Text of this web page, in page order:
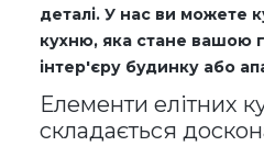
деталі. У нас ви можете
кухню, яка стане вашою
інтер'єру будинку або
Елементи елітних
складається